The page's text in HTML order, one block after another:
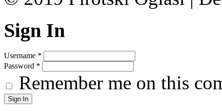
Sign In
Username *
Password *
Remember me on this